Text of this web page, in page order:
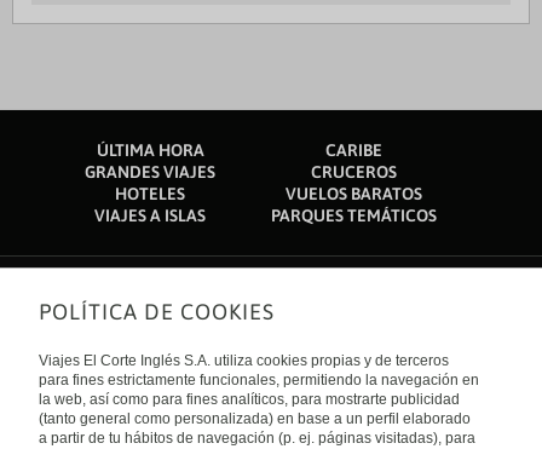
ÚLTIMA HORA
CARIBE
GRANDES VIAJES
CRUCEROS
HOTELES
VUELOS BARATOS
VIAJES A ISLAS
PARQUES TEMÁTICOS
Sobre nosotros
Quiénes somos
Financiación
Sostenibilidad
Turismo accesible
Tarjeta El Corte Inglés
Enlaces de interés
Guías de viaje
Catálogos
POLÍTICA DE COOKIES
Viajes El Corte Inglés S.A. utiliza cookies propias y de terceros
para fines estrictamente funcionales, permitiendo la navegación en
la web, así como para fines analíticos, para mostrarte publicidad
(tanto general como personalizada) en base a un perfil elaborado
a partir de tu hábitos de navegación (p. ej. páginas visitadas), para